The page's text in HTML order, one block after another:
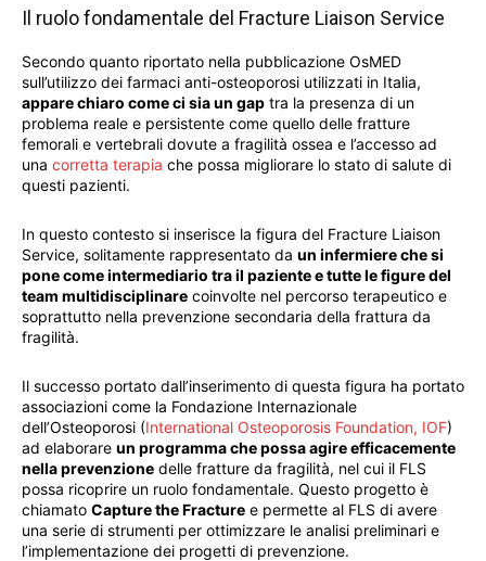
Il ruolo fondamentale del Fracture Liaison Service
Secondo quanto riportato nella pubblicazione OsMED
sull’utilizzo dei farmaci anti-osteoporosi utilizzati in Italia,
appare chiaro come ci sia un gap tra la presenza di un
problema reale e persistente come quello delle fratture
femorali e vertebrali dovute a fragilità ossea e l’accesso ad
una corretta terapia che possa migliorare lo stato di salute di
questi pazienti.
In questo contesto si inserisce la figura del Fracture Liaison
Service, solitamente rappresentato da un infermiere che si
pone come intermediario tra il paziente e tutte le figure del
team multidisciplinare coinvolte nel percorso terapeutico e
soprattutto nella prevenzione secondaria della frattura da
fragilità.
Il successo portato dall’inserimento di questa figura ha portato
associazioni come la Fondazione Internazionale
dell’Osteoporosi (International Osteoporosis Foundation, IOF)
ad elaborare un programma che possa agire efficacemente
nella prevenzione delle fratture da fragilità, nel cui il FLS
possa ricoprire un ruolo fondamentale. Questo progetto è
chiamato Capture the Fracture e permette al FLS di avere
una serie di strumenti per ottimizzare le analisi preliminari e
l’implementazione dei progetti di prevenzione.